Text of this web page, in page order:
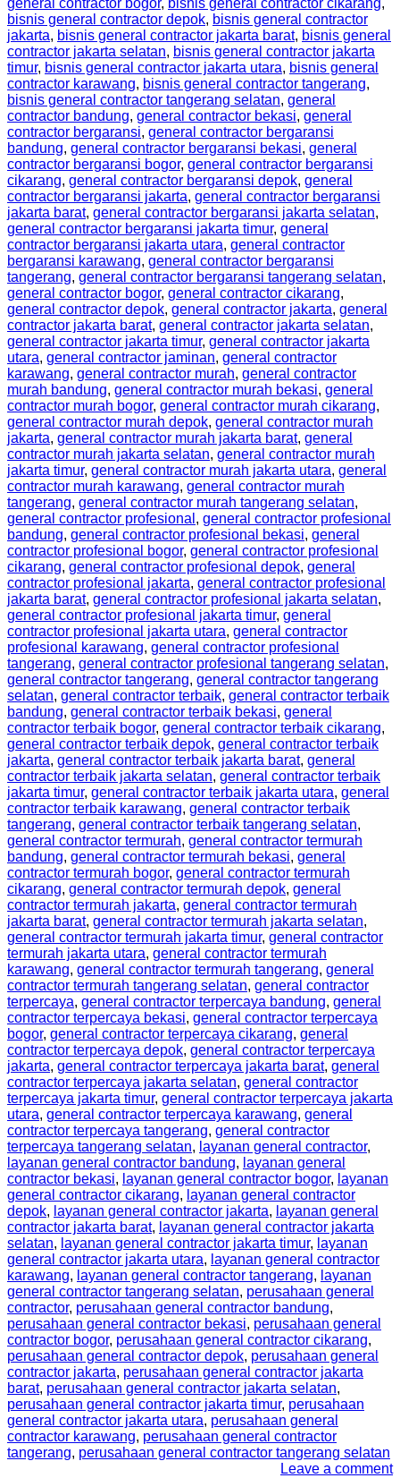
general contractor bogor, bisnis general contractor cikarang,
bisnis general contractor depok, bisnis general contractor
jakarta, bisnis general contractor jakarta barat, bisnis general
contractor jakarta selatan, bisnis general contractor jakarta
timur, bisnis general contractor jakarta utara, bisnis general
contractor karawang, bisnis general contractor tangerang,
bisnis general contractor tangerang selatan, general
contractor bandung, general contractor bekasi, general
contractor bergaransi, general contractor bergaransi
bandung, general contractor bergaransi bekasi, general
contractor bergaransi bogor, general contractor bergaransi
cikarang, general contractor bergaransi depok, general
contractor bergaransi jakarta, general contractor bergaransi
jakarta barat, general contractor bergaransi jakarta selatan,
general contractor bergaransi jakarta timur, general
contractor bergaransi jakarta utara, general contractor
bergaransi karawang, general contractor bergaransi
tangerang, general contractor bergaransi tangerang selatan,
general contractor bogor, general contractor cikarang,
general contractor depok, general contractor jakarta, general
contractor jakarta barat, general contractor jakarta selatan,
general contractor jakarta timur, general contractor jakarta
utara, general contractor jaminan, general contractor
karawang, general contractor murah, general contractor
murah bandung, general contractor murah bekasi, general
contractor murah bogor, general contractor murah cikarang,
general contractor murah depok, general contractor murah
jakarta, general contractor murah jakarta barat, general
contractor murah jakarta selatan, general contractor murah
jakarta timur, general contractor murah jakarta utara, general
contractor murah karawang, general contractor murah
tangerang, general contractor murah tangerang selatan,
general contractor profesional , general contractor profesional
bandung, general contractor profesional bekasi, general
contractor profesional bogor, general contractor profesional
cikarang, general contractor profesional depok, general
contractor profesional jakarta, general contractor profesional
jakarta barat, general contractor profesional jakarta selatan,
general contractor profesional jakarta timur, general
contractor profesional jakarta utara, general contractor
profesional karawang, general contractor profesional
tangerang, general contractor profesional tangerang selatan,
general contractor tangerang, general contractor tangerang
selatan, general contractor terbaik, general contractor terbaik
bandung, general contractor terbaik bekasi, general
contractor terbaik bogor, general contractor terbaik cikarang,
general contractor terbaik depok, general contractor terbaik
jakarta, general contractor terbaik jakarta barat, general
contractor terbaik jakarta selatan, general contractor terbaik
jakarta timur, general contractor terbaik jakarta utara, general
contractor terbaik karawang, general contractor terbaik
tangerang, general contractor terbaik tangerang selatan,
general contractor termurah, general contractor termurah
bandung, general contractor termurah bekasi, general
contractor termurah bogor, general contractor termurah
cikarang, general contractor termurah depok, general
contractor termurah jakarta, general contractor termurah
jakarta barat, general contractor termurah jakarta selatan,
general contractor termurah jakarta timur, general contractor
termurah jakarta utara, general contractor termurah
karawang, general contractor termurah tangerang, general
contractor termurah tangerang selatan, general contractor
terpercaya, general contractor terpercaya bandung, general
contractor terpercaya bekasi, general contractor terpercaya
bogor, general contractor terpercaya cikarang, general
contractor terpercaya depok, general contractor terpercaya
jakarta, general contractor terpercaya jakarta barat, general
contractor terpercaya jakarta selatan, general contractor
terpercaya jakarta timur, general contractor terpercaya jakarta
utara, general contractor terpercaya karawang, general
contractor terpercaya tangerang, general contractor
terpercaya tangerang selatan, layanan general contractor,
layanan general contractor bandung, layanan general
contractor bekasi, layanan general contractor bogor, layanan
general contractor cikarang, layanan general contractor
depok, layanan general contractor jakarta, layanan general
contractor jakarta barat, layanan general contractor jakarta
selatan, layanan general contractor jakarta timur, layanan
general contractor jakarta utara, layanan general contractor
karawang, layanan general contractor tangerang, layanan
general contractor tangerang selatan, perusahaan general
contractor, perusahaan general contractor bandung,
perusahaan general contractor bekasi, perusahaan general
contractor bogor, perusahaan general contractor cikarang,
perusahaan general contractor depok, perusahaan general
contractor jakarta, perusahaan general contractor jakarta
barat, perusahaan general contractor jakarta selatan,
perusahaan general contractor jakarta timur, perusahaan
general contractor jakarta utara, perusahaan general
contractor karawang, perusahaan general contractor
tangerang, perusahaan general contractor tangerang selatan
Leave a comment